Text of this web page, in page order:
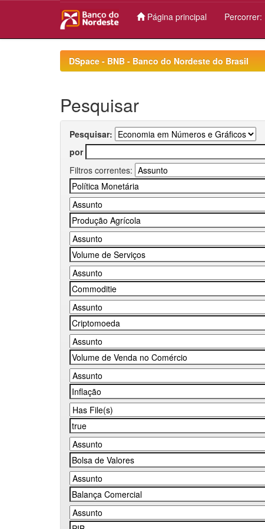
Página principal Percorrer:
DSpace - BNB - Banco do Nordeste do Brasil
Pesquisar
Pesquisar:
por
Filtros correntes: